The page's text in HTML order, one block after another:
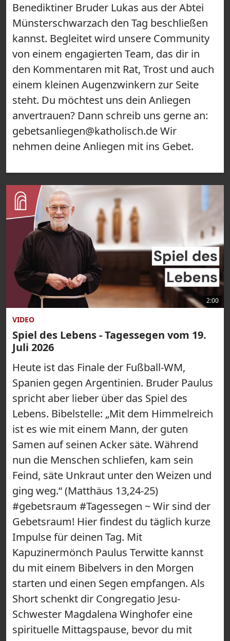
Benediktiner Bruder Lukas aus der Abtei
Münsterschwarzach den Tag beschließen
kannst. Begleitet wird unsere Community
von einem engagierten Team, das dir in
den Kommentaren mit Rat, Trost und auch
einem kleinen Augenzwinkern zur Seite
steht. Du möchtest uns dein Anliegen
anvertrauen? Dann schreib uns gerne an:
gebetsanliegen@katholisch.de Wir
nehmen deine Anliegen mit ins Gebet.
2:00
VIDEO
Spiel des Lebens - Tagessegen vom 19.
Juli 2026
Heute ist das Finale der Fußball-WM,
Spanien gegen Argentinien. Bruder Paulus
spricht aber lieber über das Spiel des
Lebens. Bibelstelle: „Mit dem Himmelreich
ist es wie mit einem Mann, der guten
Samen auf seinen Acker säte. Während
nun die Menschen schliefen, kam sein
Feind, säte Unkraut unter den Weizen und
ging weg.“ (Matthäus 13,24-25)
#gebetsraum #Tagessegen ~ Wir sind der
Gebetsraum! Hier findest du täglich kurze
Impulse für deinen Tag. Mit
Kapuzinermönch Paulus Terwitte kannst
du mit einem Bibelvers in den Morgen
starten und einen Segen empfangen. Als
Short schenkt dir Congregatio Jesu-
Schwester Magdalena Winghofer eine
spirituelle Mittagspause, bevor du mit